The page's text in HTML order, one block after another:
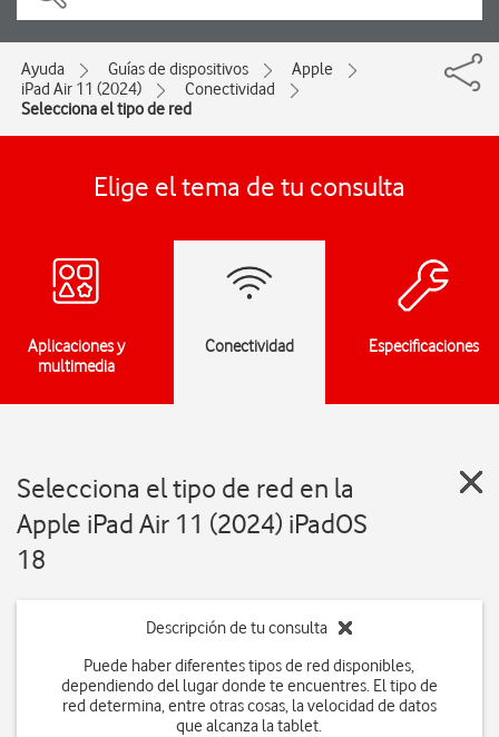
Ayuda Guías de dispositivos
Apple
iPad Air 11 (2024)
Conectividad
Selecciona el tipo de red
Elige el tema de tu consulta
Aplicaciones y
multimedia
Conectividad Especificaciones
Selecciona el tipo de red en la
Apple iPad Air 11 (2024) iPadOS
18
Descripción de tu consulta
Puede haber diferentes tipos de red disponibles,
dependiendo del lugar donde te encuentres. El tipo de
red determina, entre otras cosas, la velocidad de datos
que alcanza la tablet.